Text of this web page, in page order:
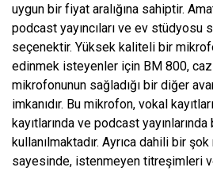
uygun bir fiyat aralığına sahiptir.
podcast yayıncıları ve ev stüdyosu
seçenektir. Yüksek kaliteli bir
edinmek isteyenler için BM 800,
mikrofonunun sağladığı bir diğer
imkanıdır. Bu mikrofon, vokal
kayıtlarında ve podcast yayınlarında
kullanılmaktadır. Ayrıca dahili bir
sayesinde, istenmeyen titreşimleri